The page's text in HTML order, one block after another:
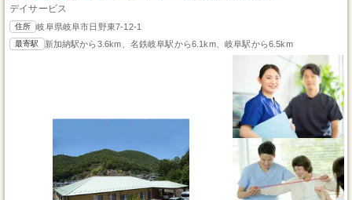
デイサービス
住所 岐阜県岐阜市日野東7-12-1
最寄駅 新加納駅から3.6km、名鉄岐阜駅から6.1km、岐阜駅から6.5km